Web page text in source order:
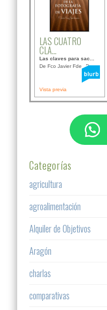
LAS CUATRO
CLA...
Las claves para sac...
De Fco Javier Fdez B...
Vista previa
Categorías
agricultura
agroalimentación
Alquiler de Objetivos
Aragón
charlas
comparativas